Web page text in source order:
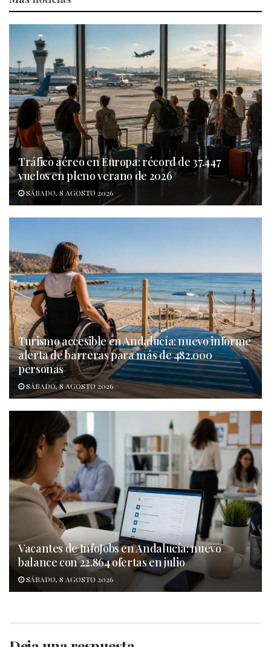
Tráfico aéreo en Europa: récord de 37.447
vuelos en pleno verano de 2026
SÁBADO, 8 AGOSTO 2026
Turismo accesible en Andalucía: nuevo informe
alerta de barreras para más de 482.000
personas
SÁBADO, 8 AGOSTO 2026
Vacantes de InfoJobs en Andalucía: nuevo
balance con 22.864 ofertas en julio
SÁBADO, 8 AGOSTO 2026